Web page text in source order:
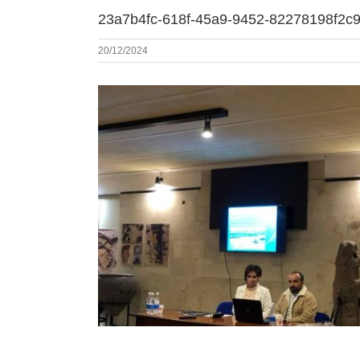
23a7b4fc-618f-45a9-9452-82278198f2c9
20/12/2024